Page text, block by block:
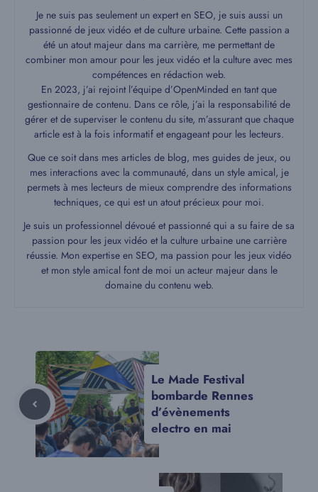
Je ne suis pas seulement un expert en SEO, je suis aussi un
passionné de jeux vidéo et de culture urbaine. Cette passion a
été un atout majeur dans ma carrière, me permettant de
combiner mon amour pour les jeux vidéo et la culture avec mes
compétences en rédaction web.
En 2023, j’ai rejoint l’équipe d’OpenMinded en tant que
gestionnaire de contenu. Dans ce rôle, j’ai la responsabilité de
gérer et de superviser le contenu du site, m’assurant que chaque
article est à la fois informatif et engageant pour les lecteurs.
Que ce soit dans mes articles de blog, mes guides de jeux, ou
mes interactions avec la communauté, dans un style amical, je
permets à mes lecteurs de mieux comprendre des informations
techniques, ce qui est un atout précieux pour moi.
Je suis un professionnel dévoué et passionné qui a su faire de sa
passion pour les jeux vidéo et la culture urbaine une carrière
réussie. Mon expertise en SEO, ma passion pour les jeux vidéo
et mon style amical font de moi un acteur majeur dans le
domaine du contenu web.
Le Made Festival
bombarde Rennes
d’évènements
electro en mai